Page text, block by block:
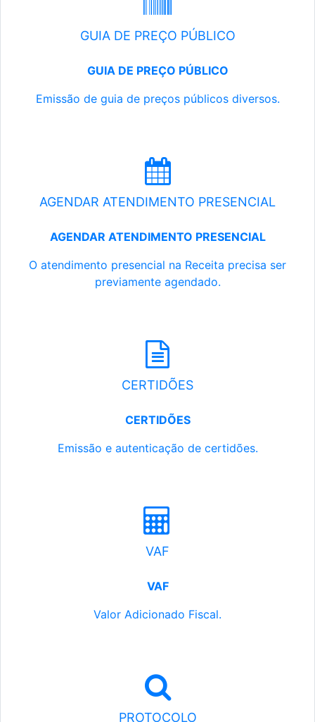
GUIA DE PREÇO PÚBLICO
GUIA DE PREÇO PÚBLICO
Emissão de guia de preços públicos diversos.
AGENDAR ATENDIMENTO PRESENCIAL
AGENDAR ATENDIMENTO PRESENCIAL
O atendimento presencial na Receita precisa ser
previamente agendado.
CERTIDÕES
CERTIDÕES
Emissão e autenticação de certidões.
VAF
VAF
Valor Adicionado Fiscal.
PROTOCOLO